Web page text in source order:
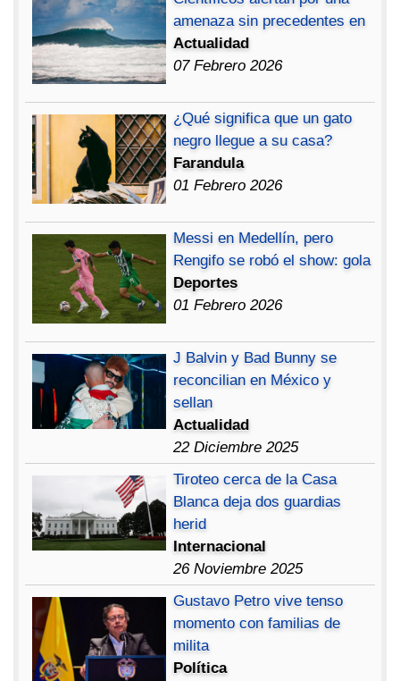
amenaza sin precedentes en
Actualidad
07 Febrero 2026
¿Qué significa que un gato
negro llegue a su casa?
Farandula
01 Febrero 2026
Messi en Medellín, pero
Rengifo se robó el show: gola
Deportes
01 Febrero 2026
J Balvin y Bad Bunny se
reconcilian en México y
sellan
Actualidad
22 Diciembre 2025
Tiroteo cerca de la Casa
Blanca deja dos guardias
herid
Internacional
26 Noviembre 2025
Gustavo Petro vive tenso
momento con familias de
milita
Política